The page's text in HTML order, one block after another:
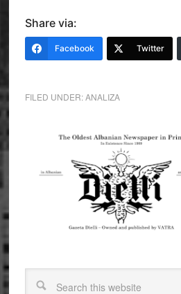
Share via:
Facebook Twitter
FILED UNDER:ANALIZA